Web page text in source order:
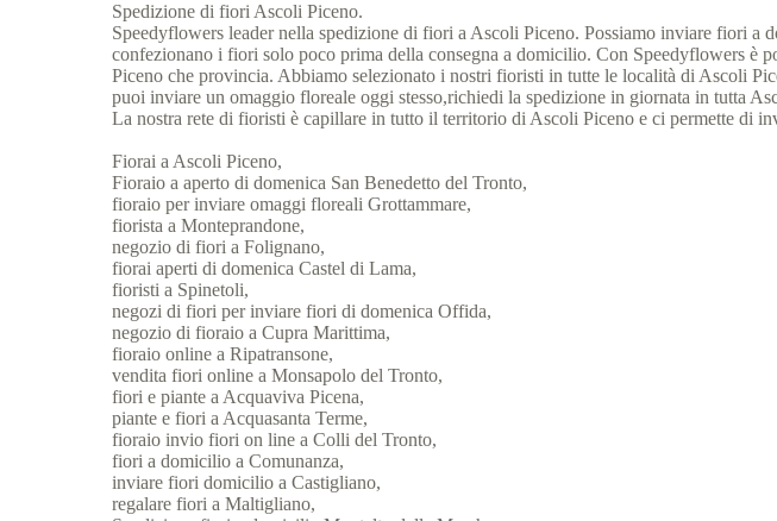
Spedizione di fiori Ascoli Piceno.
Speedyflowers leader nella spedizione di fiori a Ascoli Piceno. Possiamo inviare fiori
confezionano i fiori solo poco prima della consegna a domicilio. Con Speedyflowers è
Piceno che provincia. Abbiamo selezionato i nostri fioristi in tutte le località di Ascoli
puoi inviare un omaggio floreale oggi stesso,richiedi la spedizione in giornata in tutta
La nostra rete di fioristi è capillare in tutto il territorio di Ascoli Piceno e ci permette di
Fiorai a Ascoli Piceno,
Fioraio a aperto di domenica San Benedetto del Tronto,
fioraio per inviare omaggi floreali Grottammare,
fiorista a Monteprandone,
negozio di fiori a Folignano,
fiorai aperti di domenica Castel di Lama,
fioristi a Spinetoli,
negozi di fiori per inviare fiori di domenica Offida,
negozio di fioraio a Cupra Marittima,
fioraio online a Ripatransone,
vendita fiori online a Monsapolo del Tronto,
fiori e piante a Acquaviva Picena,
piante e fiori a Acquasanta Terme,
fioraio invio fiori on line a Colli del Tronto,
fiori a domicilio a Comunanza,
inviare fiori domicilio a Castigliano,
regalare fiori a Maltigliano,